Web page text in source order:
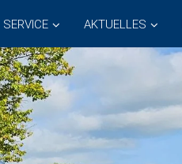
SERVICE AKTUELLES